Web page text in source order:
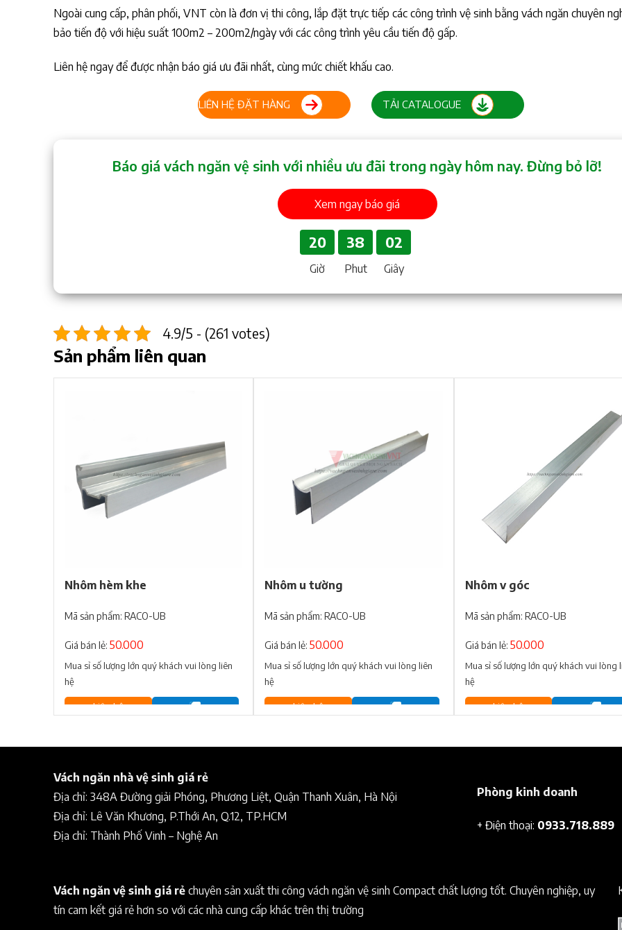
Ngoài cung cấp, phân phối, VNT còn là đơn vị thi công, lắp đặt trực tiếp các công trình vệ sinh bằng vách ngăn chuyên
bảo tiến độ với hiệu suất 100m2 – 200m2/ngày với các công trình yêu cầu tiến độ gấp.
Liên hệ ngay để được nhận báo giá ưu đãi nhất, cùng mức chiết khấu cao.
LIÊN HỆ ĐẶT HÀNG TẢI CATALOGUE
Báo giá vách ngăn vệ sinh với nhiều ưu đãi trong ngày hôm nay. Đừng bỏ lỡ!
Xem ngay báo giá
20
Giờ
38
Phut
01
Giây
4.9/5 - (261 votes)
Sản phẩm liên quan
Nhôm hèm khe
Mã sản phẩm: RACO-UB
Giá bán lẻ: 50.000
Mua sỉ số lượng lớn quý khách vui lòng liên
hệ
Liên hệ
Nhôm u tường
Mã sản phẩm: RACO-UB
Giá bán lẻ:50.000
Mua sỉ số lượng lớn quý khách vui lòng liên
hệ
Liên hệ
Nhôm v góc
Mã sản phẩm: RACO-UB
Giá bán lẻ: 50.000
Mua sỉ số lượng lớn quý khách vui lòng
hệ
Liên hệ
Vách ngăn nhà vệ sinh giá rẻ
Địa chỉ: 348A Đường giải Phóng, Phương Liệt, Quận Thanh Xuân, Hà Nội
Địa chỉ: Lê Văn Khương, P.Thới An, Q.12, TP.HCM
Địa chỉ: Thành Phố Vinh – Nghệ An
Phòng kinh doanh
+ Điện thoại: 0933.718.889
Vách ngăn vệ sinh giá rẻ chuyên sản xuất thi công vách ngăn vệ sinh Compact chất lượng tốt. Chuyên nghiệp, uy
tín cam kết giá rẻ hơn so với các nhà cung cấp khác trên thị trường